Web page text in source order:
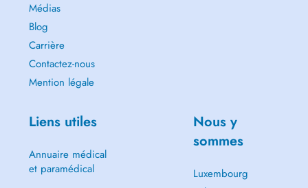
Médias
Blog
Carrière
Contactez-nous
Mention légale
Liens utiles
Annuaire médical
et paramédical
Nous y
sommes
Luxembourg